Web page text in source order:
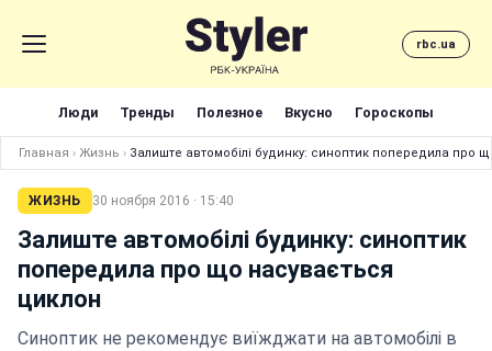
rbc.ua
Люди Тренды Полезное Вкусно Гороскопы
Главная › Жизнь › Залиште автомобілі будинку: синоптик попередила про
ЖИЗНЬ 30 ноября 2016 · 15:40
Залиште автомобілі будинку: синоптик
попередила про що насувається
циклон
Синоптик не рекомендує виїжджати на автомобілі в